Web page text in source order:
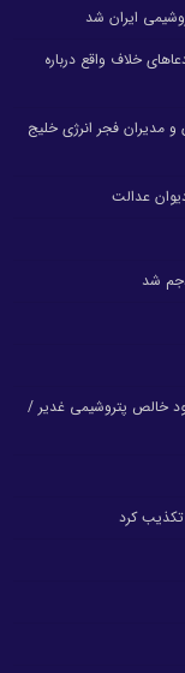
ایران شد
خلاف واقع درباره
و مدیران فجر انرژی خلیج
عدالت
شد
و رشد ۲۰۶ درصدی سود خالص پتروشیمی غدیر /
تکذیب کرد